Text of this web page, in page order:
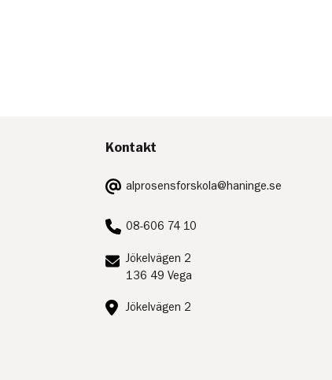
Kontakt
E-
post:
alprosensforskola@haninge.se
Telefon:
08-606 74 10
Postadress:
Jökelvägen 2
136 49 Vega
Besöksadress:
Jökelvägen 2